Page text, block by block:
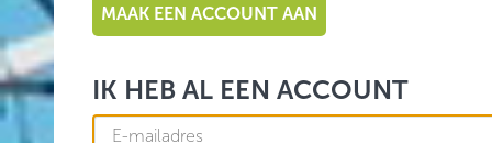
MAAK EEN ACCOUNT AAN
IK HEB AL EEN ACCOUNT